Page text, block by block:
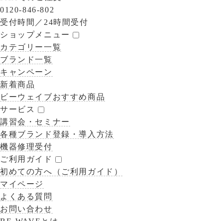
0120-846-802
受付時間／ 24時間受付
ショップメニュー
カテゴリー一覧
ブランド一覧
キャンペーン
新着商品
ビーウェイブおすすめ商品
サービス
講習会・セミナー
各種ブランド登録・導入方法
機器修理受付
ご利用ガイド
初めての方へ（ご利用ガイド）
マイページ
よくある質問
お問い合わせ